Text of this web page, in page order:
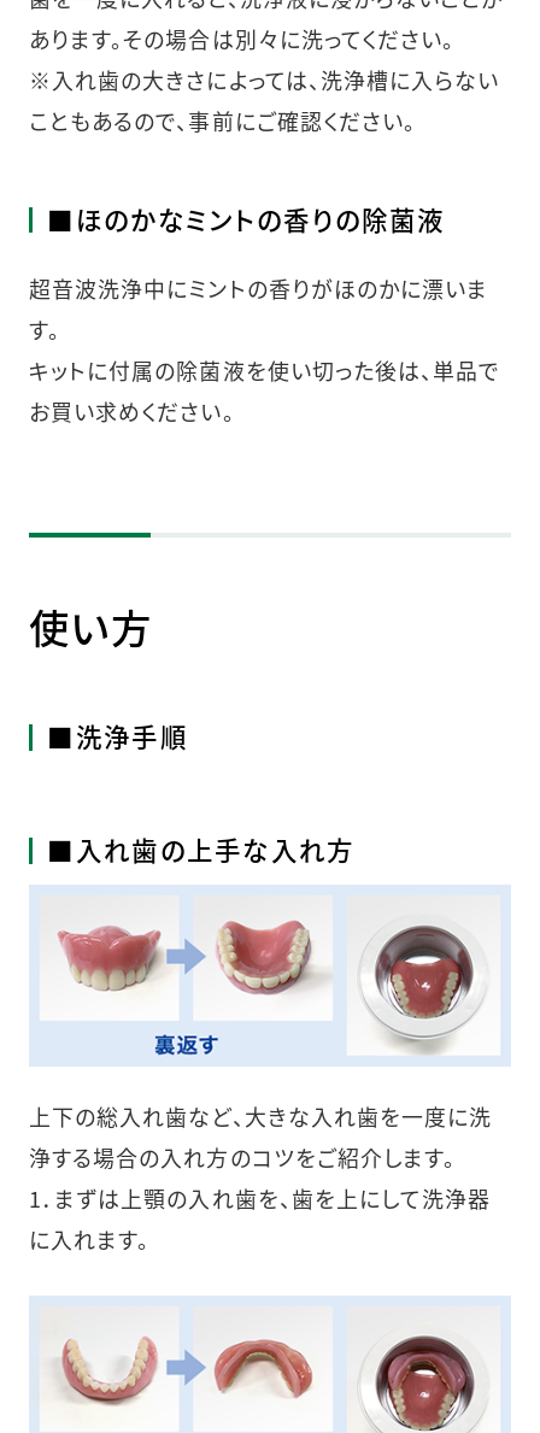
あります。その場合は別々に洗ってください。
※入れ歯の大きさによっては、洗浄槽に入らない
こともあるので、事前にご確認ください。
■ほのかなミントの香りの除菌液
超音波洗浄中にミントの香りがほのかに漂いま
す。
キットに付属の除菌液を使い切った後は、単品で
お買い求めください。
使い方
■洗浄手順
■入れ歯の上手な入れ方
上下の総入れ歯など、大きな入れ歯を一度に洗
浄する場合の入れ方のコツをご紹介します。
1．まずは上顎の入れ歯を、歯を上にして洗浄器
に入れます。